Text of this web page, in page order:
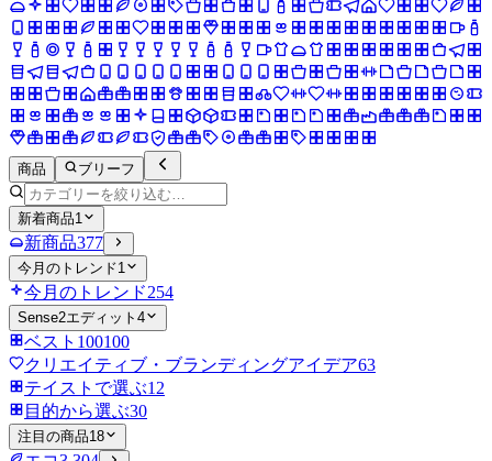
商品 ブリーフ
新着商品1
新商品377
今月のトレンド1
今月のトレンド254
Sense2エディット 4
ベスト100100
クリエイティブ・ブランディングアイデア63
テイストで選ぶ12
目的から選ぶ30
注目の商品18